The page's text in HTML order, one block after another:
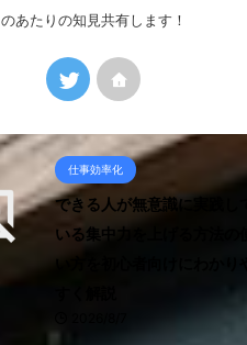
のあたりの知見共有します！
仕事効率化
できる人が無意識に実践して
いる集中力を上げる方法の使
い方を初心者向けにわかりや